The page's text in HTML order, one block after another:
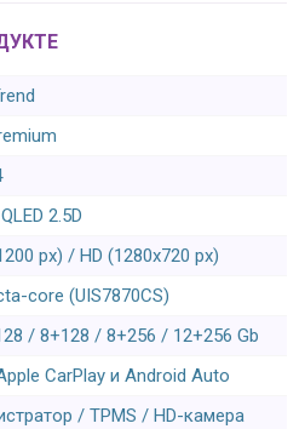
2.5D
px) / HD (1280x720 px)
core (UIS7870CS)
/ 8+128 / 8+256 / 12+256 Gb
CarPlay и Android Auto
/ TPMS / HD-камера